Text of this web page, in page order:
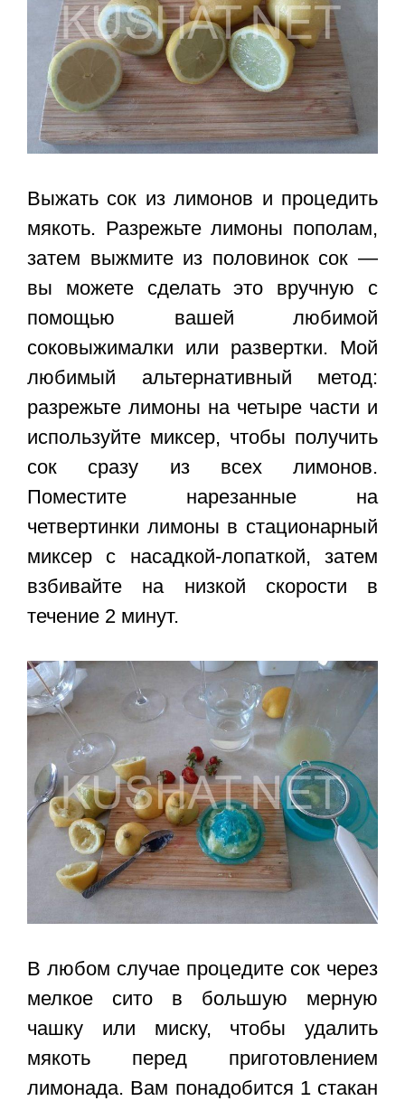
Выжать сок из лимонов и процедить
мякоть. Разрежьте лимоны пополам,
затем выжмите из половинок сок —
вы можете сделать это вручную с
помощью вашей любимой
соковыжималки или развертки. Мой
любимый альтернативный метод:
разрежьте лимоны на четыре части и
используйте миксер, чтобы получить
сок сразу из всех лимонов.
Поместите нарезанные на
четвертинки лимоны в стационарный
миксер с насадкой-лопаткой, затем
взбивайте на низкой скорости в
течение 2 минут.
В любом случае процедите сок через
мелкое сито в большую мерную
чашку или миску, чтобы удалить
мякоть перед приготовлением
лимонада. Вам понадобится 1 стакан